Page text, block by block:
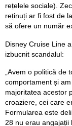
rețelele sociale).
reținuți ar fi fost de
să ofere un număr
Disney Cruise Line
izbucnit scandalul:
„Avem o politică de
comportament și
majoritatea acestor
croaziere, cei care
Formularea este
28 nu erau angajații